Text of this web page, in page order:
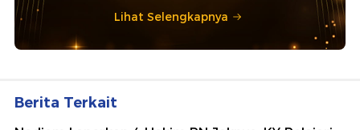
Lihat Selengkapnya
Berita Terkait